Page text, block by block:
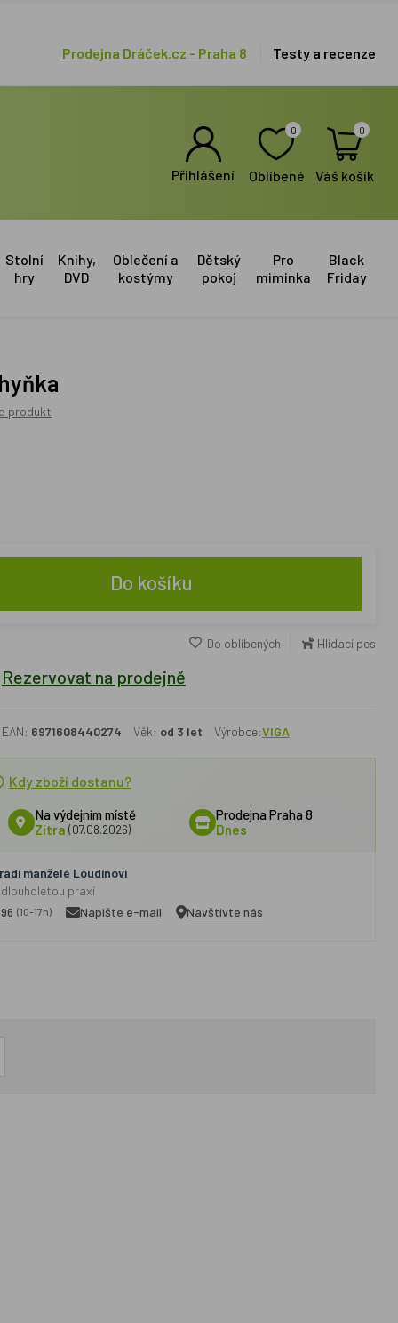
Prodejna Dráček.cz - Praha 8 Testy a recenze
Přihlášení
0
Oblíbené
0
Váš košík
Stolní
hry
Knihy,
DVD
Oblečení a
kostýmy
Dětský
pokoj
Pro
miminka
Black
Friday
produkt
Do košíku
Do oblíbených Hlídací pes
Rezervovat na prodejně
EAN: 6971608440274 Věk: od 3 let Výrobce:VIGA
Kdy zboží dostanu?
Na výdejním místě
Zítra (07.08.2026)
Prodejna Praha 8
Dnes
manželé Loudínovi
praxí
(10-17h) Napište e-mail Navštivte nás